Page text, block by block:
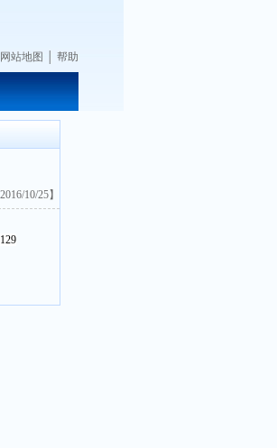
网站地图 帮助
10/25】